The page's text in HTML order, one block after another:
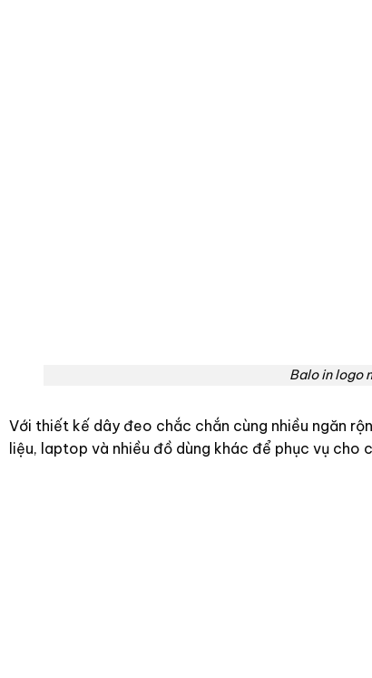
Balo in logo
Với thiết kế dây đeo chắc chắn cùng nhiều ngăn
liệu, laptop và nhiều đồ dùng khác để phục vụ cho